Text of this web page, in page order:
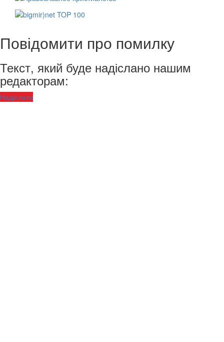
Повідомити про помилку
Текст, який буде надіслано нашим
редакторам:
Надіслати